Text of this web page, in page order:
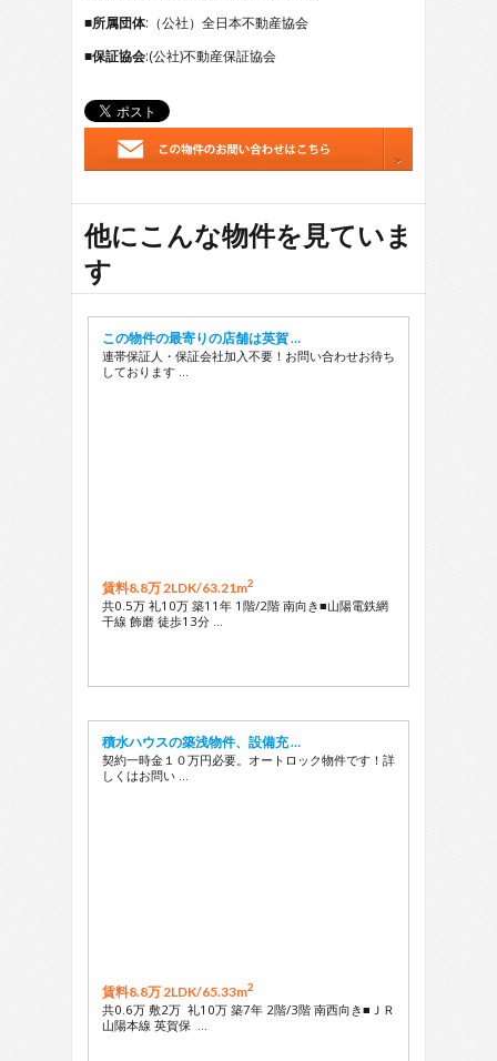
■所属団体:（公社）全日本不動産協会
■保証協会:(公社)不動産保証協会
他にこんな物件を見ていま
す
この物件の最寄りの店舗は英賀 …
連帯保証人・保証会社加入不要！お問い合わせお待ち
しております …
賃料8.8万 2LDK/63.21m2
共0.5万 礼10万 築11年 1階/2階 南向き■山陽電鉄網
干線 飾磨 徒歩13分 …
積水ハウスの築浅物件、設備充 …
契約一時金１０万円必要。オートロック物件です！詳
しくはお問い …
賃料8.8万 2LDK/65.33m2
共0.6万 敷2万 礼10万 築7年 2階/3階 南西向き■ＪＲ
山陽本線 英賀保 …